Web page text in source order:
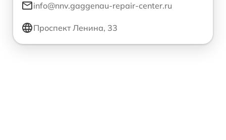
info@nnv.gaggenau-repair-center.ru
Проспект Ленина, 33